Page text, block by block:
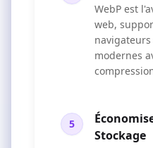
WebP est
web,
modernes
5
Stockage